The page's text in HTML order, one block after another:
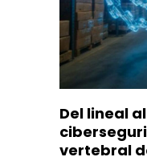
Del lineal
vertebral